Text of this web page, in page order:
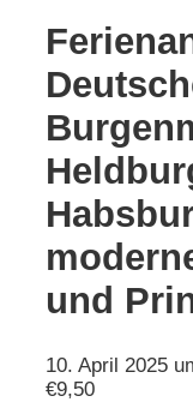
und
10. April 2025
€9,50